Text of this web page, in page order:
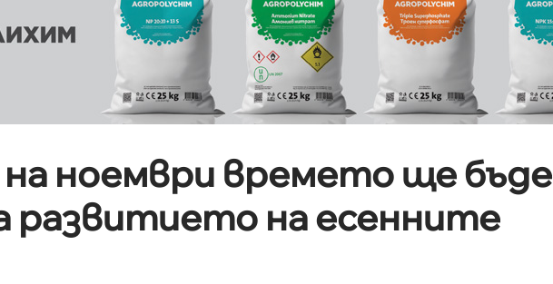
ноември времето ще бъде
развитието на есенните